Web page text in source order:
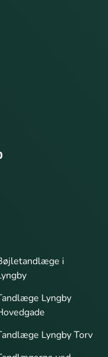
i
Lyngby
Lyngby Torv